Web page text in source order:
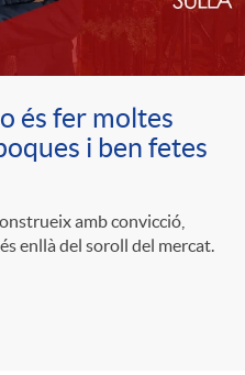
és fer moltes
i ben fetes
amb convicció,
enllà del soroll del mercat.